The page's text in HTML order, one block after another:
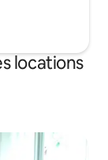
locations